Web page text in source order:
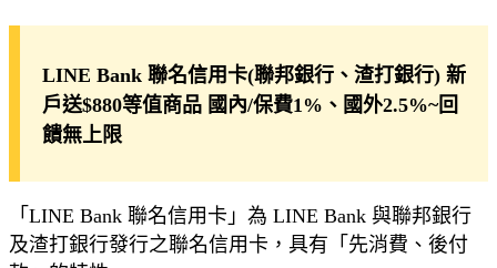
LINE Bank 聯名信用卡(聯邦銀行、渣打銀行) 新
戶送$880等值商品 國內/保費1%、國外2.5%~回
饋無上限
「LINE Bank 聯名信用卡」為 LINE Bank 與聯邦銀行
及渣打銀行發行之聯名信用卡，具有「先消費、後付